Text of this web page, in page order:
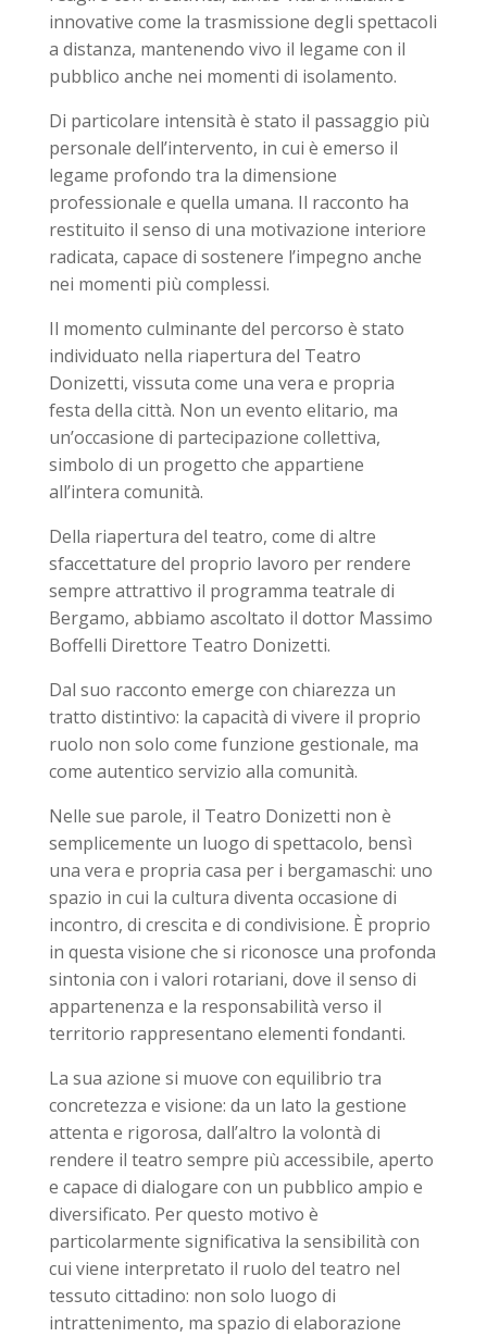
innovative come la trasmissione degli spettacoli
a distanza, mantenendo vivo il legame con il
pubblico anche nei momenti di isolamento.
Di particolare intensità è stato il passaggio più
personale dell’intervento, in cui è emerso il
legame profondo tra la dimensione
professionale e quella umana. Il racconto ha
restituito il senso di una motivazione interiore
radicata, capace di sostenere l’impegno anche
nei momenti più complessi.
Il momento culminante del percorso è stato
individuato nella riapertura del Teatro
Donizetti, vissuta come una vera e propria
festa della città. Non un evento elitario, ma
un’occasione di partecipazione collettiva,
simbolo di un progetto che appartiene
all’intera comunità.
Della riapertura del teatro, come di altre
sfaccettature del proprio lavoro per rendere
sempre attrattivo il programma teatrale di
Bergamo, abbiamo ascoltato il dottor Massimo
Boffelli Direttore Teatro Donizetti.
Dal suo racconto emerge con chiarezza un
tratto distintivo: la capacità di vivere il proprio
ruolo non solo come funzione gestionale, ma
come autentico servizio alla comunità.
Nelle sue parole, il Teatro Donizetti non è
semplicemente un luogo di spettacolo, bensì
una vera e propria casa per i bergamaschi: uno
spazio in cui la cultura diventa occasione di
incontro, di crescita e di condivisione. È proprio
in questa visione che si riconosce una profonda
sintonia con i valori rotariani, dove il senso di
appartenenza e la responsabilità verso il
territorio rappresentano elementi fondanti.
La sua azione si muove con equilibrio tra
concretezza e visione: da un lato la gestione
attenta e rigorosa, dall’altro la volontà di
rendere il teatro sempre più accessibile, aperto
e capace di dialogare con un pubblico ampio e
diversificato. Per questo motivo è
particolarmente significativa la sensibilità con
cui viene interpretato il ruolo del teatro nel
tessuto cittadino: non solo luogo di
intrattenimento, ma spazio di elaborazione